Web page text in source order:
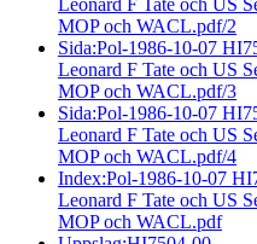
Leonard F Tate och US
MOP och WACL.pdf/2
Sida:Pol-1986-10-07
Leonard F Tate och US
MOP och WACL.pdf/3
Sida:Pol-1986-10-07
Leonard F Tate och US
MOP och WACL.pdf/4
Index:Pol-1986-10-07
Leonard F Tate och US
MOP och WACL.pdf